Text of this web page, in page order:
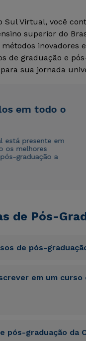
Sul Virtual, você
superior do
inovadores
de graduação e
sua jornada
em todo o
está presente em
os melhores
graduação a
de Pós-
de pós-
ipsa quae ab illo
eos qui ratione
em um
ipsa quae ab illo
pós-graduação da